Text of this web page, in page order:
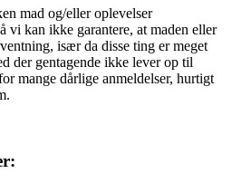
mad og/eller oplevelser
vi kan ikke garantere, at maden eller
især da disse ting er meget
der gentagende ikke lever op til
mange dårlige anmeldelser, hurtigt